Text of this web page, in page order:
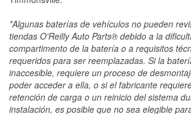
*Algunas baterías de vehículos no pueden
tiendas O'Reilly Auto Parts® debido a la
compartimento de la batería o a requisitos
requeridos para ser reemplazadas. Si la
inaccesible, requiere un proceso de
poder acceder a ella, o si el fabricante
retención de carga o un reinicio del sistema
instalación, es posible que no sea elegible